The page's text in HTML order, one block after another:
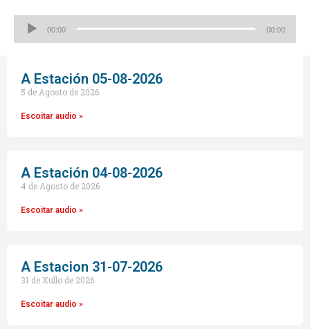
00:00 00:00
A Estación 05-08-2026
5 de Agosto de 2026
Escoitar audio »
A Estación 04-08-2026
4 de Agosto de 2026
Escoitar audio »
A Estacion 31-07-2026
31 de Xullo de 2026
Escoitar audio »